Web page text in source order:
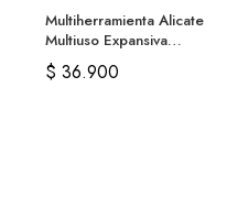
Multiherramienta Alicate
Multiuso Expansiva
Destornilladores
$ 36.900